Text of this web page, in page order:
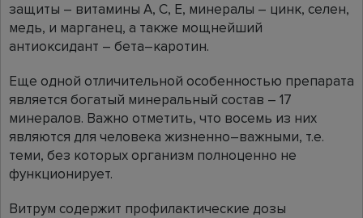
защиты – витамины А, С, Е, минералы – цинк, селен,
медь, и марганец, а также мощнейший
антиоксидант – бета–каротин.
Еще одной отличительной особенностью препарата
является богатый минеральный состав – 17
минералов. Важно отметить, что восемь из них
являются для человека жизненно–важными, т.е.
теми, без которых организм полноценно не
функционирует.
Витрум содержит профилактические дозы